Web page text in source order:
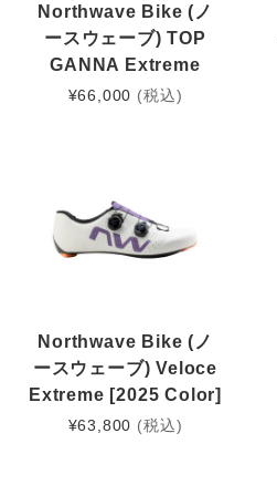
Northwave Bike (ノ
ースウェーブ) TOP
GANNA Extreme
¥66,000 (税込)
Northwave Bike (ノ
ースウェーブ) Veloce
Extreme [2025 Color]
¥63,800 (税込)